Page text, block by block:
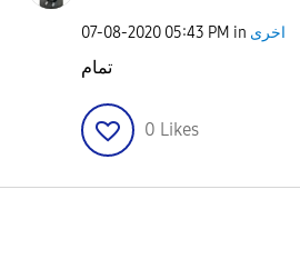
‎07-08-2020 05:43 PM in اخرى
تمام
0 Likes